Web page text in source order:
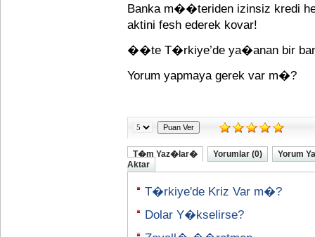
Banka m��teriden izinsiz
aktini fesh ederek kovar!
��te T�rkiye’de ya�anan bir
Yorum yapmaya gerek var m�?
T�m Yaz�lar� Yorumlar (0)
Yorum
Aktar
T�rkiye'de Kriz Var m�?
Dolar Y�kselirse?